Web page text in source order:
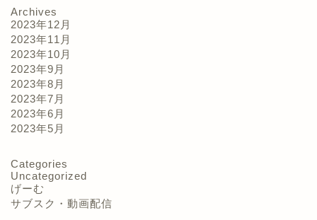
Archives
2023年12月
2023年11月
2023年10月
2023年9月
2023年8月
2023年7月
2023年6月
2023年5月
Categories
Uncategorized
げーむ
サブスク・動画配信